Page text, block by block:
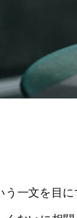
一文を目に